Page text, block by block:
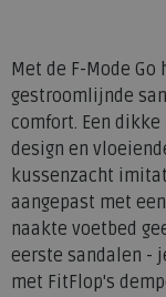
Met de F-Mode
gestroomlijnde
comfort. Een
design en
kussenzacht
aangepast met
naakte voetbed
eerste sandalen -
met FitFlop's